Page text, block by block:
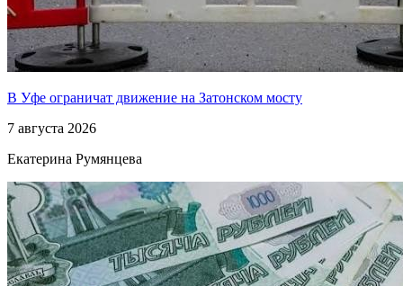
В Уфе ограничат движение на Затонском мосту
7 августа 2026
Екатерина Румянцева